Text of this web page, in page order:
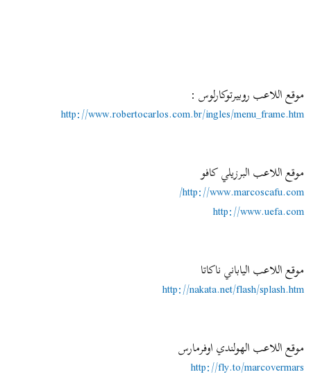
موقع اللاعب روبيرتوكارلوس :
http://www.robertocarlos.com.br/ingles/menu_frame.htm
موقع اللاعب البرزيلي كافو
http://www.marcoscafu.com/
http://www.uefa.com
موقع اللاعب الياباني ناكاتا
http://nakata.net/flash/splash.htm
موقع اللاعب الهولندي اوفرمارس
http://fly.to/marcovermars